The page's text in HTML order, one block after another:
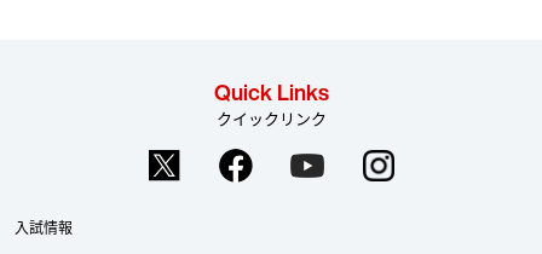
Quick Links
クイックリンク
入試情報